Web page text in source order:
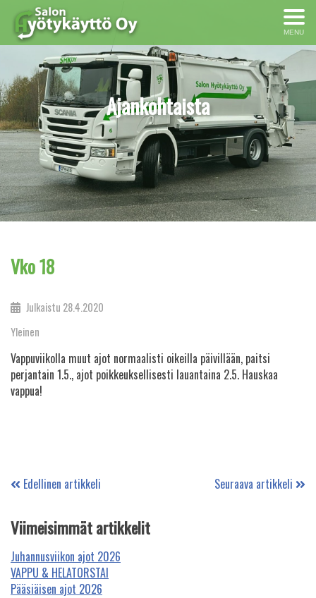
MENU
Ajankohtaista
Vko 18
Julkaistu 28.4.2020
Yleinen
Vappuviikolla muut ajot normaalisti oikeilla päivillään, paitsi
perjantain 1.5., ajot poikkeuksellisesti lauantaina 2.5. Hauskaa
vappua!
Edellinen artikkeli Seuraava artikkeli
Viimeisimmät artikkelit
Juhannusviikon ajot 2026
VAPPU & HELATORSTAI
Pääsiäisen ajot 2026